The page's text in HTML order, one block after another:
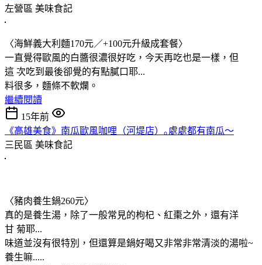
左營區 美味食記
〈海鮮義大利麵170元／+100元升級成套餐〉
一直覺得歐風的白醬很濃很好吃，今天再吃也是一樣，但
這 次吃到最後卻覺的有點膩口耶...
料很多，麵條不軟爛。
繼續閱讀
15年前
《高雄美食》南瓜歐風咖哩（河堤店）｡處處都有南瓜～
三民區 美味食記
〈豬肉養生鍋260元〉
真的是養生湯，除了一般常見的枸杞、紅棗之外，還有洋
甘 菊耶...
味道並沒有很特別，但還算是鍋好喝又非常非常清淡的湯啦~
養生嘛.....